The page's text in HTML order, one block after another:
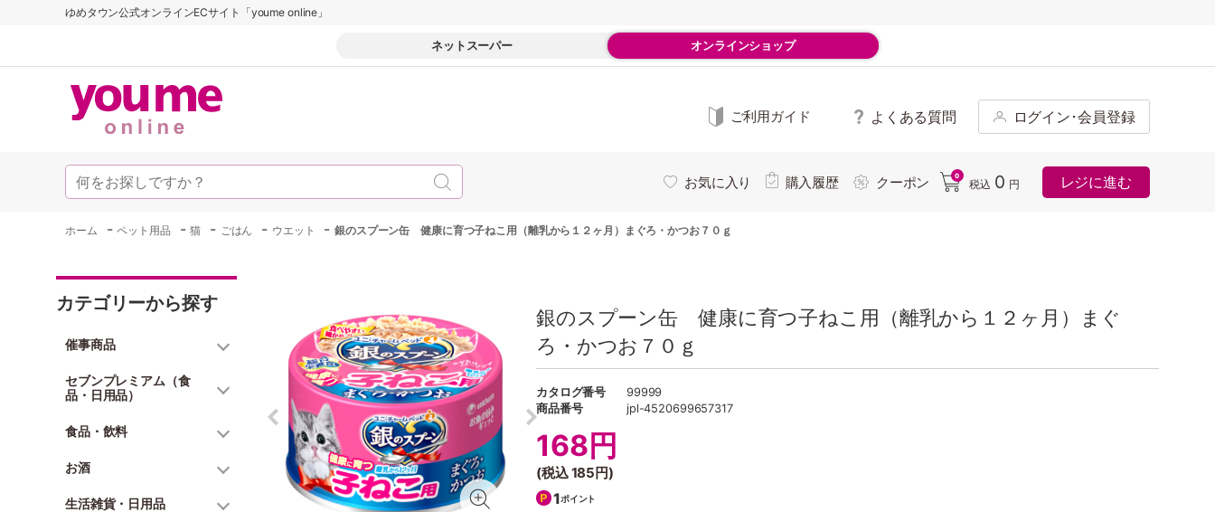
ゆめタウン公式オンラインECサイト「youme online」
ネットスーパー オンラインショップ
ご利用ガイド よくある質問 ログイン･会員登録
お気に入り 購入履歴 クーポン 0
税込 0 円 レジに進む
ホーム -ペット用品 -猫 - ごはん - ウエット -銀のスプーン缶 健康に育つ子ねこ用（離乳から１２ヶ月）まぐろ・かつお７０ｇ
カテゴリーから探す
催事商品
セブンプレミアム（食
品・日用品）
食品・飲料
お酒
生活雑貨・日用品
銀のスプーン缶 健康に育つ子ねこ用（離乳から１２ヶ月）まぐ
ろ・かつお７０ｇ
カタログ番号
99999
商品番号
jpl-4520699657317
168円
(税込185円)
1ポイント